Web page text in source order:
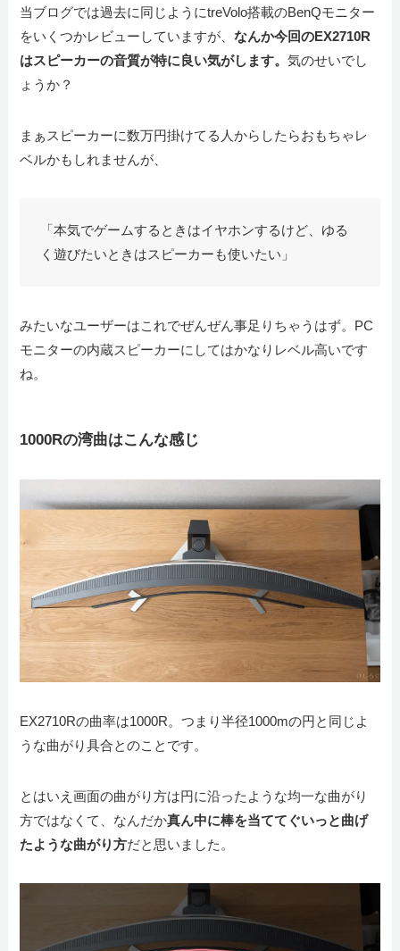
当ブログでは過去に同じようにtreVolo搭載のBenQモニター
をいくつかレビューしていますが、なんか今回のEX2710R
はスピーカーの音質が特に良い気がします。気のせいでし
ょうか？
まぁスピーカーに数万円掛けてる人からしたらおもちゃレ
ベルかもしれませんが、
「本気でゲームするときはイヤホンするけど、ゆる
く遊びたいときはスピーカーも使いたい」
みたいなユーザーはこれでぜんぜん事足りちゃうはず。PC
モニターの内蔵スピーカーにしてはかなりレベル高いです
ね。
1000Rの湾曲はこんな感じ
EX2710Rの曲率は1000R。つまり半径1000mの円と同じよ
うな曲がり具合とのことです。
とはいえ画面の曲がり方は円に沿ったような均一な曲がり
方ではなくて、なんだか真ん中に棒を当ててぐいっと曲げ
たような曲がり方だと思いました。